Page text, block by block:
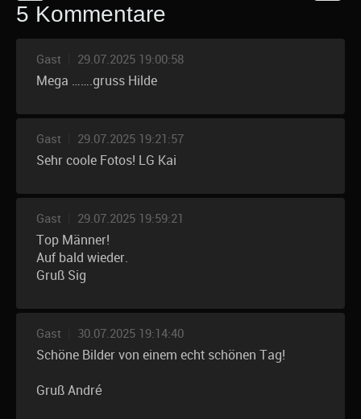
5 Kommentare
Gast 29.07.2025 19:00:58
Mega …….gruss Hilde
Gast 29.07.2025 19:21:57
Sehr coole Fotos! LG Kai
Gast 29.07.2025 19:59:21
Top Männer!
Auf bald wieder.
Gruß Sig
Gast 30.07.2025 19:14:40
Schöne Bilder von einem echt schönen Tag!
Gruß André